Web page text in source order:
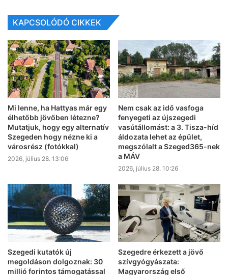
KAPCSOLÓDÓ CIKKEK
Mi lenne, ha Hattyas már egy
élhetőbb jövőben létezne?
Mutatjuk, hogy egy alternatív
Szegeden hogy nézne ki a
városrész (fotókkal)
2026, július 28. 13:06
Nem csak az idő vasfoga
fenyegeti az újszegedi
vasútállomást: a 3. Tisza-híd
áldozata lehet az épület,
megszólalt a Szeged365-nek
a MÁV
2026, július 28. 10:26
Szegedi kutatók új
megoldáson dolgoznak: 30
millió forintos támogatással
Szegedre érkezett a jövő
szívgyógyászata:
Magyarország első